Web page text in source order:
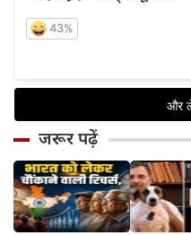
जरूर पढ़ें